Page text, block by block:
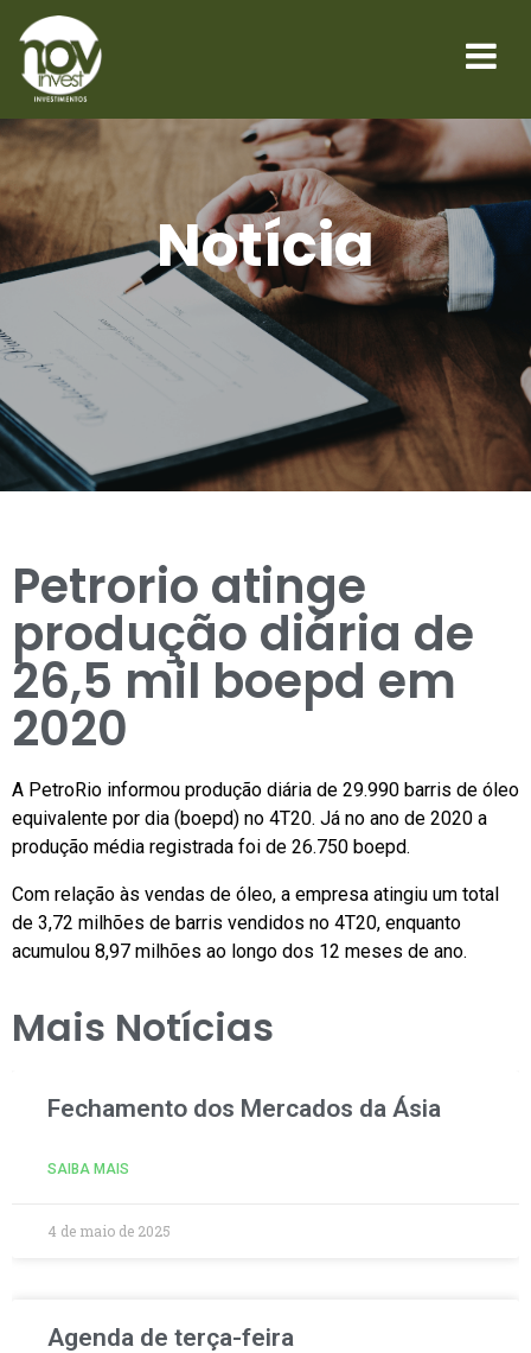
Notícia
Petrorio atinge
produção diária de
26,5 mil boepd em
2020
A PetroRio informou produção diária de 29.990 barris de óleo
equivalente por dia (boepd) no 4T20. Já no ano de 2020 a
produção média registrada foi de 26.750 boepd.
Com relação às vendas de óleo, a empresa atingiu um total
de 3,72 milhões de barris vendidos no 4T20, enquanto
acumulou 8,97 milhões ao longo dos 12 meses de ano.
Mais Notícias
Fechamento dos Mercados da Ásia
SAIBA MAIS
4 de maio de 2025
Agenda de terça-feira